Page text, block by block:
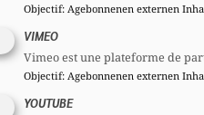
Objectif: Agebonnenen externen
VIMEO
Vimeo est une plateforme de
Objectif: Agebonnenen externen
YOUTUBE